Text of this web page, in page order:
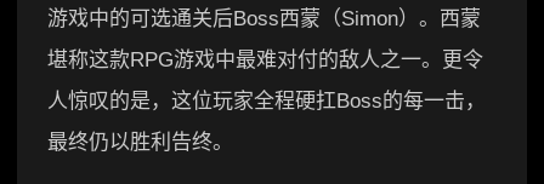
游戏中的可选通关后Boss西蒙（Simon）。西蒙
堪称这款RPG游戏中最难对付的敌人之一。更令
人惊叹的是，这位玩家全程硬扛Boss的每一击，
最终仍以胜利告终。